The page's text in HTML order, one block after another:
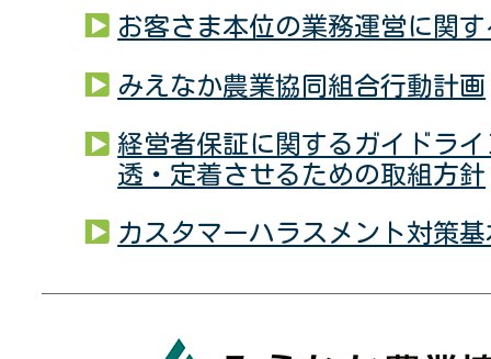
お客さま本位の業務運営に関
みえなか農業協同組合行動計画
経営者保証に関するガイドラ
透・定着させるための取組方針
カスタマーハラスメント対策